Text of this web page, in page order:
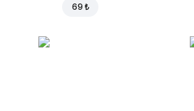
69 ₺